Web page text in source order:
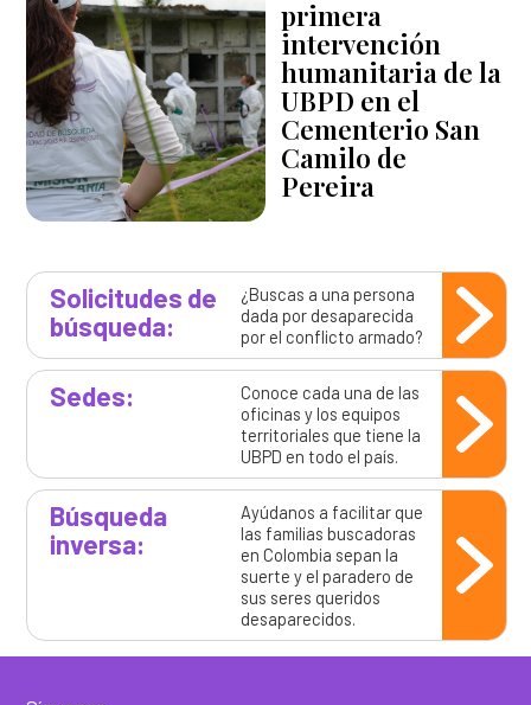
primera
intervención
humanitaria de la
UBPD en el
Cementerio San
Camilo de
Pereira
Solicitudes de
búsqueda:
¿Buscas a una persona
dada por desaparecida
por el conflicto armado?
Sedes:
Conoce cada una de las
oficinas y los equipos
territoriales que tiene la
UBPD en todo el país.
Búsqueda
inversa:
Ayúdanos a facilitar que
las familias buscadoras
en Colombia sepan la
suerte y el paradero de
sus seres queridos
desaparecidos.